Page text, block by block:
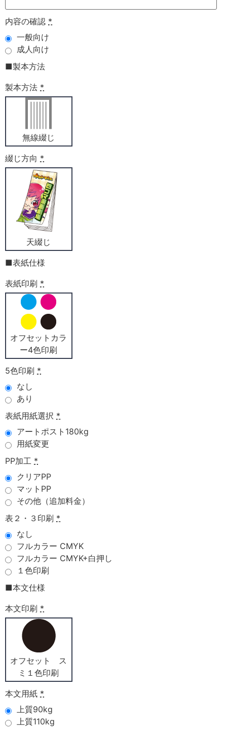
内容の確認 *
一般向け
成人向け
■製本方法
製本方法 *
無線綴じ
綴じ方向 *
天綴じ
■表紙仕様
表紙印刷 *
オフセットカラ
ー4色印刷
5色印刷 *
なし
あり
表紙用紙選択 *
アートポスト180kg
用紙変更
PP加工 *
クリアPP
マットPP
その他（追加料金）
表２・３印刷 *
なし
フルカラー CMYK
フルカラー CMYK+白押し
１色印刷
■本文仕様
本文印刷 *
オフセット ス
ミ１色印刷
本文用紙 *
上質90kg
上質110kg